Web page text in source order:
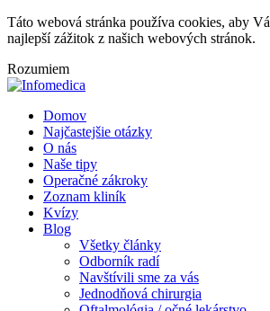
Táto webová stránka používa cookies, aby
najlepší zážitok z našich webových stránok.
Rozumiem
Domov
Najčastejšie otázky
O nás
Naše tipy
Operačné zákroky
Zoznam kliník
Kvízy
Blog
Všetky články
Odborník radí
Navštívili sme za vás
Jednodňová chirurgia